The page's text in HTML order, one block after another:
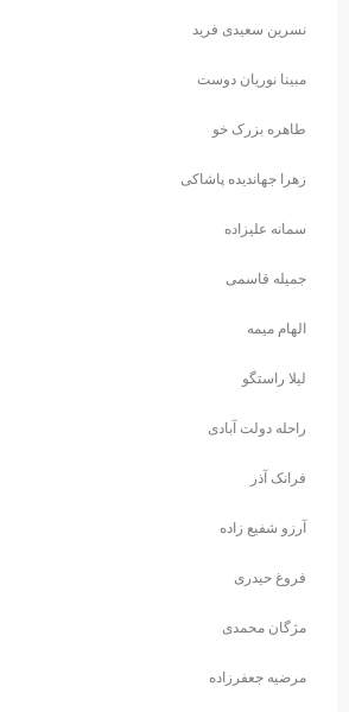
نسرین سعیدی فرید
مبینا نوریان دوست
طاهره بزرک خو
زهرا جهاندیده پاشاکی
سمانه علیزاده
جمیله قاسمی
الهام میمه
لیلا راستگو
راحله دولت آبادی
فرانک آذر
آرزو شفیع زاده
فروغ حیدری
مژگان محمدی
مرضیه جعفرزاده